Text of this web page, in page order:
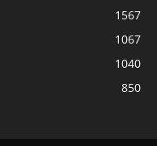
1567
1067
1040
850